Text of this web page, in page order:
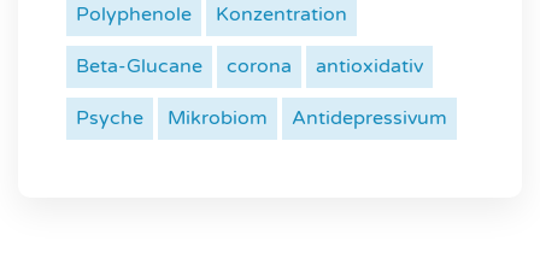
Polyphenole Konzentration
Beta-Glucane corona antioxidativ
Psyche Mikrobiom Antidepressivum